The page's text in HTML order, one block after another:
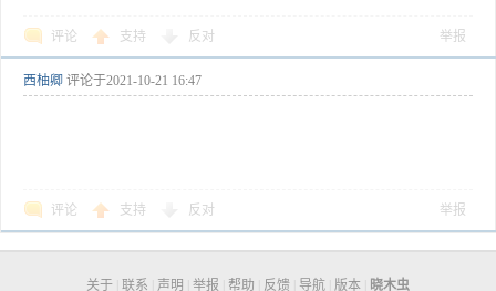
评论 支持 反对 举报
西柚卿 评论于2021-10-21 16:47
评论 支持 反对 举报
关于 联系 声明 举报 帮助 反馈 导航 版本 晓木虫